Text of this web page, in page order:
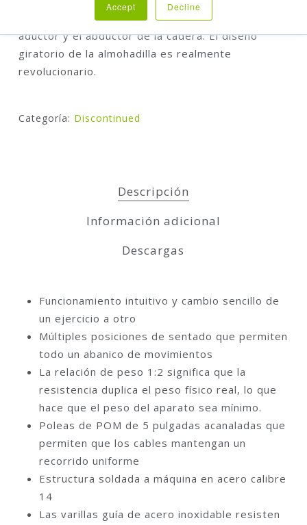
Accept Decline
de hermoso diseño. Este producto fortalece el
aductor y el abductor de la cadera. El diseño
giratorio de la almohadilla es realmente
revolucionario.
Categoría: Discontinued
Descripción
Información adicional
Descargas
Funcionamiento intuitivo y cambio sencillo de
un ejercicio a otro
Múltiples posiciones de sentado que permiten
todo un abanico de movimientos
La relación de peso 1:2 significa que la
resistencia duplica el peso físico real, lo que
hace que el peso del aparato sea mínimo.
Poleas de POM de 5 pulgadas acanaladas que
permiten que los cables mantengan un
recorrido uniforme
Estructura soldada a máquina en acero calibre
14
Las varillas guía de acero inoxidable resisten